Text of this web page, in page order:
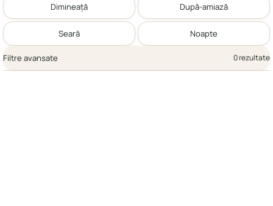
Dimineață După-amiază
Seară Noapte
Filtre avansate 0 rezultate